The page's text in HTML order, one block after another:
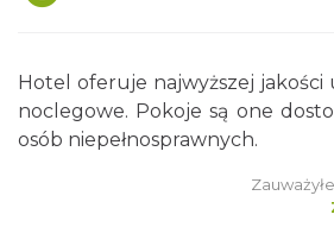
Hotel oferuje najwyższej jakości
noclegowe. Pokoje są one
osób niepełnosprawnych.